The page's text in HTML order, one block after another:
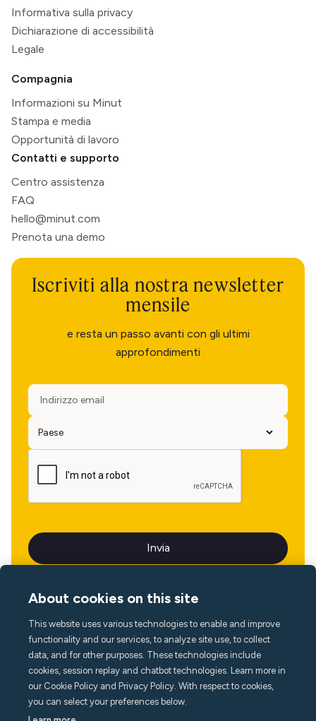
Informativa sulla privacy
Dichiarazione di accessibilità
Legale
Compagnia
Informazioni su Minut
Stampa e media
Opportunità di lavoro
Contatti e supporto
Centro assistenza
FAQ
hello@minut.com
Prenota una demo
Iscriviti alla nostra newsletter
mensile
e resta un passo avanti con gli ultimi
approfondimenti
Lingua
About cookies on this site
This website uses various technologies to enable and improve
functionality and our services, to analyze site use, to collect
data, and for other purposes. These technologies include
cookies, session replay and chatbot technologies. Learn more in
our Cookie Policy and Privacy Policy. With respect to cookies,
you can select your preferences below.